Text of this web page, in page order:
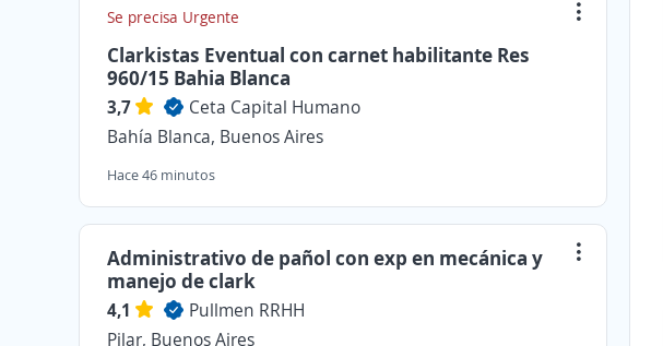
Se precisa Urgente
Clarkistas Eventual con carnet habilitante Res
960/15 Bahia Blanca
3,7
Ceta Capital Humano
Bahía Blanca, Buenos Aires
Hace 46 minutos
Administrativo de pañol con exp en mecánica y
manejo de clark
4,1
Pullmen RRHH
Pilar, Buenos Aires